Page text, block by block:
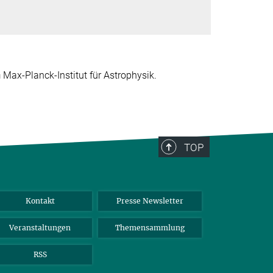
Max-Planck-Institut für Astrophysik.
TOP
Kontakt Presse Newsletter
Veranstaltungen Themensammlung
RSS